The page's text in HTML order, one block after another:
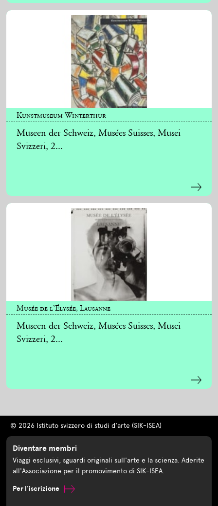
Kunstmuseum Winterthur
Museen der Schweiz, Musées Suisses, Musei
Svizzeri, 2...
Musée de l’Élysée, Lausanne
Museen der Schweiz, Musées Suisses, Musei
Svizzeri, 2...
© 2026 Istituto svizzero di studi d'arte (SIK-ISEA)
Diventare membri
Viaggi esclusivi, sguardi originali sull'arte e la scienza. Aderite
all'Associazione per il promovimento di SIK-ISEA.
Per l'iscrizione